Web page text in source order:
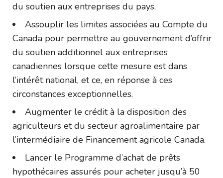
du soutien aux entreprises du pays.
Assouplir les limites associées au Compte du
Canada pour permettre au gouvernement d’offrir
du soutien additionnel aux entreprises
canadiennes lorsque cette mesure est dans
l’intérêt national, et ce, en réponse à ces
circonstances exceptionnelles.
Augmenter le crédit à la disposition des
agriculteurs et du secteur agroalimentaire par
l’intermédiaire de Financement agricole Canada.
Lancer le Programme d’achat de prêts
hypothécaires assurés pour acheter jusqu’à 50